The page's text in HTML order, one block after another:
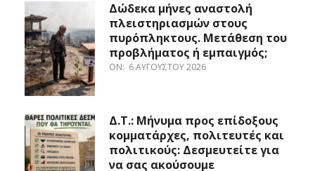
Δώδεκα μήνες αναστολή
πλειστηριασμών στους
πυρόπληκτους. Μετάθεση του
προβλήματος ή εμπαιγμός;
ON: 6 ΑΥΓΟΎΣΤΟΥ 2026
Δ.Τ.: Μήνυμα προς επίδοξους
κομματάρχες, πολιτευτές και
πολιτικούς: Δεσμευτείτε για
να σας ακούσουμε